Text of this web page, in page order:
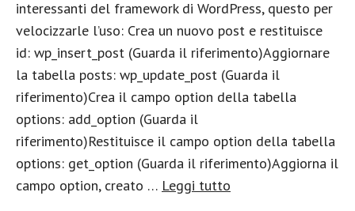
interessanti del framework di WordPress, questo per
velocizzarle l’uso: Crea un nuovo post e restituisce
id: wp_insert_post (Guarda il riferimento)Aggiornare
la tabella posts: wp_update_post (Guarda il
riferimento)Crea il campo option della tabella
options: add_option (Guarda il
riferimento)Restituisce il campo option della tabella
options: get_option (Guarda il riferimento)Aggiorna il
campo option, creato … Leggi tutto